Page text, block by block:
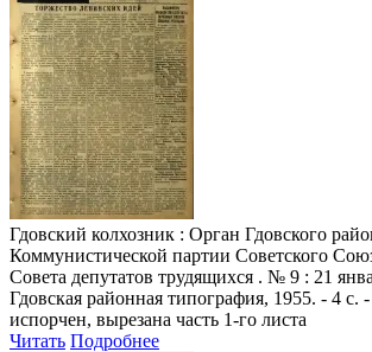
Гдовский колхозник : Орган Гдовского
Коммунистической партии Советского
Совета депутатов трудящихся . № 9 : 21
Гдовская районная типография, 1955. - 4 с.
испорчен, вырезана часть 1-го листа
Читать Подробнее